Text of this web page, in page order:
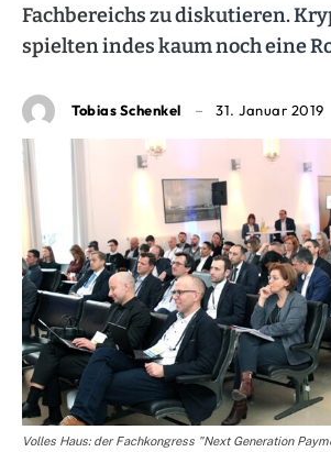
Fachbereichs zu diskutieren.
spielten indes kaum noch eine
Tobias Schenkel 31. Januar 2019
Volles Haus: der Fachkongress "Next Generation